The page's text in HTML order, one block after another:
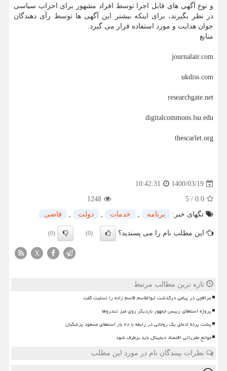
و نوع آگهی های قابل اجرا توسط افراد مشهور برای احزاب سیاسی
در نظر بگیرند، برای اینکه بیشتر این آگهی ها توسط رأی دهندگان
جوان هدایت و مورد استفاده قرار می گیرد.
منابع
journalair.com
ukdiss.com
researchgate.net
digitalcommons.lsu.edu
thescarlet.org
1400/03/19
10:42:31
0.0
/
5
1248
تگهای خبر:
برنامه , خدمات , دولت , قاضی
این مطلب نام را می پسندید؟ (0)
(0)
X
تازه ترین مطالب مرتبط
عراقچی در پیامی درگذشت ابوالقاسم قاسم زاده را تسلیت گفت
پروژه استعفای رییس جمهور باردیگر روی میز تندروها
پشت پرده ادعای یک روحانی در رابطه با ۲۸ بار استعفای مسعود پزشکیان
موانع مقرراتی اقتصاد دیجیتال باید برطرف شود
نظرات بینندگان نام در مورد این مطلب